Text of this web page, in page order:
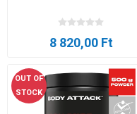
8 820,00 Ft
OUT OF
STOCK